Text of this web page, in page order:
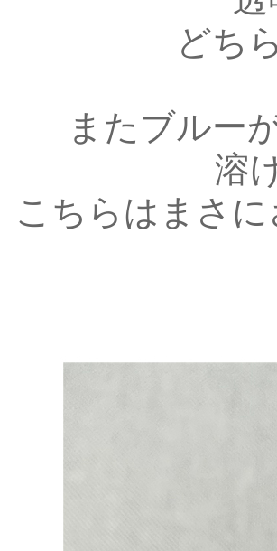
どち
またブルー
溶
こちらはまさ